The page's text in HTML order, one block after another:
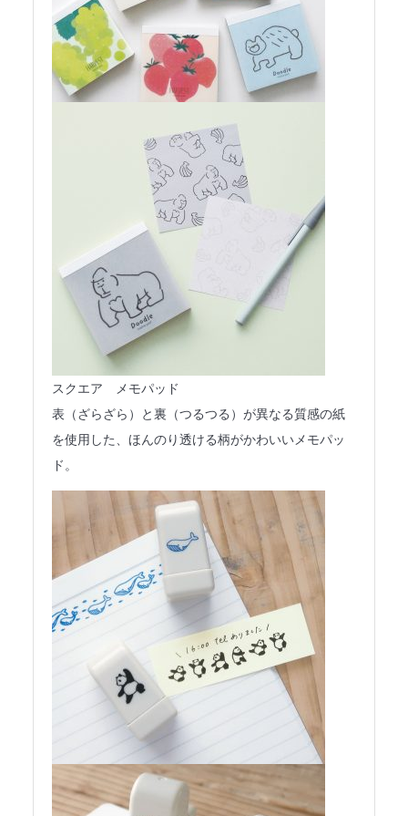
スクエア メモパッド
表（ざらざら）と裏（つるつる）が異なる質感の紙
を使用した、ほんのり透ける柄がかわいいメモパッ
ド。